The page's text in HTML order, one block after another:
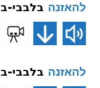
להאזנה בלבבי-ב 019 יראה הרגש הדק
להאזנה בלבבי-ב 020 אהבת ה